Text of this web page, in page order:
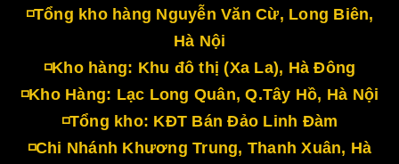
◽Tổng kho hàng Nguyễn Văn Cừ, Long Biên,
Hà Nội
◽Kho hàng: Khu đô thị (Xa La), Hà Đông
◽Kho Hàng: Lạc Long Quân, Q.Tây Hồ, Hà Nội
◽Tổng kho: KĐT Bán Đảo Linh Đàm
◽Chi Nhánh Khương Trung, Thanh Xuân, Hà